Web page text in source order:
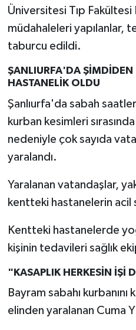
Üniversitesi Tıp
müdahaleleri yapılanlar,
taburcu edildi.
ŞANLIURFA'DA
HASTANELİK OLDU
Şanlıurfa'da sabah
kurban kesimleri
nedeniyle çok sayıda
yaralandı.
Yaralanan vatandaşlar,
kentteki hastanelerin
Kentteki hastanelerde
kişinin tedavileri sağlık
"KASAPLIK HERKESİN İŞİ
Bayram sabahı
elinden yaralanan Cuma